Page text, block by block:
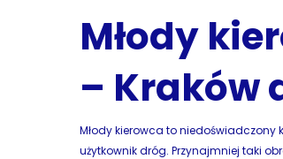
Młody
– Kraków
Młody kierowca to niedoświadczony
użytkownik dróg. Przynajmniej taki